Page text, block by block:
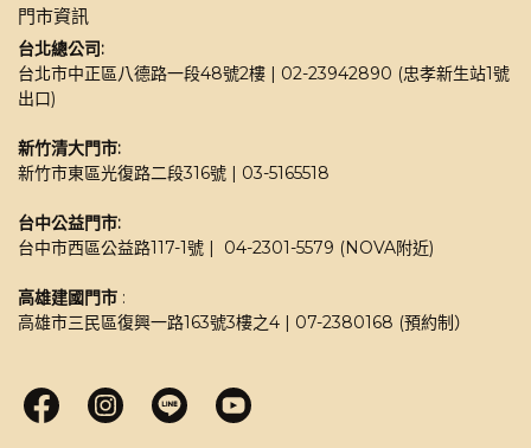
門市資訊
台北總公司:
台北市中正區八德路一段48號2樓 | 02-23942890 (忠孝新生站1號
出口)
新竹清大門市:
新竹市東區光復路二段316號 | 03-5165518
台中公益門市:
台中市西區公益路117-1號 |  04-2301-5579 (NOVA附近)
高雄建國門市 :
高雄市三民區復興一路163號3樓之4 | 07-2380168 (預約制）